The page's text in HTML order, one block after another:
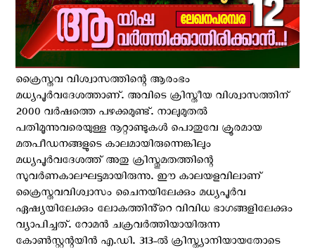
ക്രൈസ്തവ വിശ്വാസത്തിന്റെ ആരംഭം
മധ്യപൂർവദേശത്താണ്. അവിടെ ക്രിസ്തീയ വിശ്വാസത്തിന്
2000 വർഷത്തെ പഴക്കമുണ്ട്. നാലുമുതൽ
പതിമൂന്നുവരെയുള്ള നൂറ്റാണ്ടുകൾ പൊതുവേ ക്രൂരമായ
മതപീഡനങ്ങളുടെ കാലമായിരുന്നെങ്കിലും
മധ്യപൂർവദേശത്ത് അതു ക്രിസ്തുമതത്തിന്റെ
സുവർണകാലഘട്ടമായിരുന്നു. ഈ കാലയളവിലാണ്
ക്രൈസ്തവവിശ്വാസം ചൈനയിലേക്കും മധ്യപൂർവ
ഏഷ്യയിലേക്കും ലോകത്തിൻ്റെ വിവിധ ഭാഗങ്ങളിലേക്കും
വ്യാപിച്ചത്. റോമൻ ചക്രവർത്തിയായിരുന്ന
കോൺസ്റ്റന്റയിൻ എ.ഡി. 313-ൽ ക്രിസ്ത്യാനിയായതോടെ